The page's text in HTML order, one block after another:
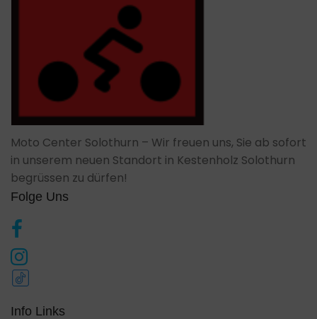
Moto Center Solothurn – Wir freuen uns, Sie ab sofort
in unserem neuen Standort in Kestenholz Solothurn
begrüssen zu dürfen!
Folge Uns
Info Links